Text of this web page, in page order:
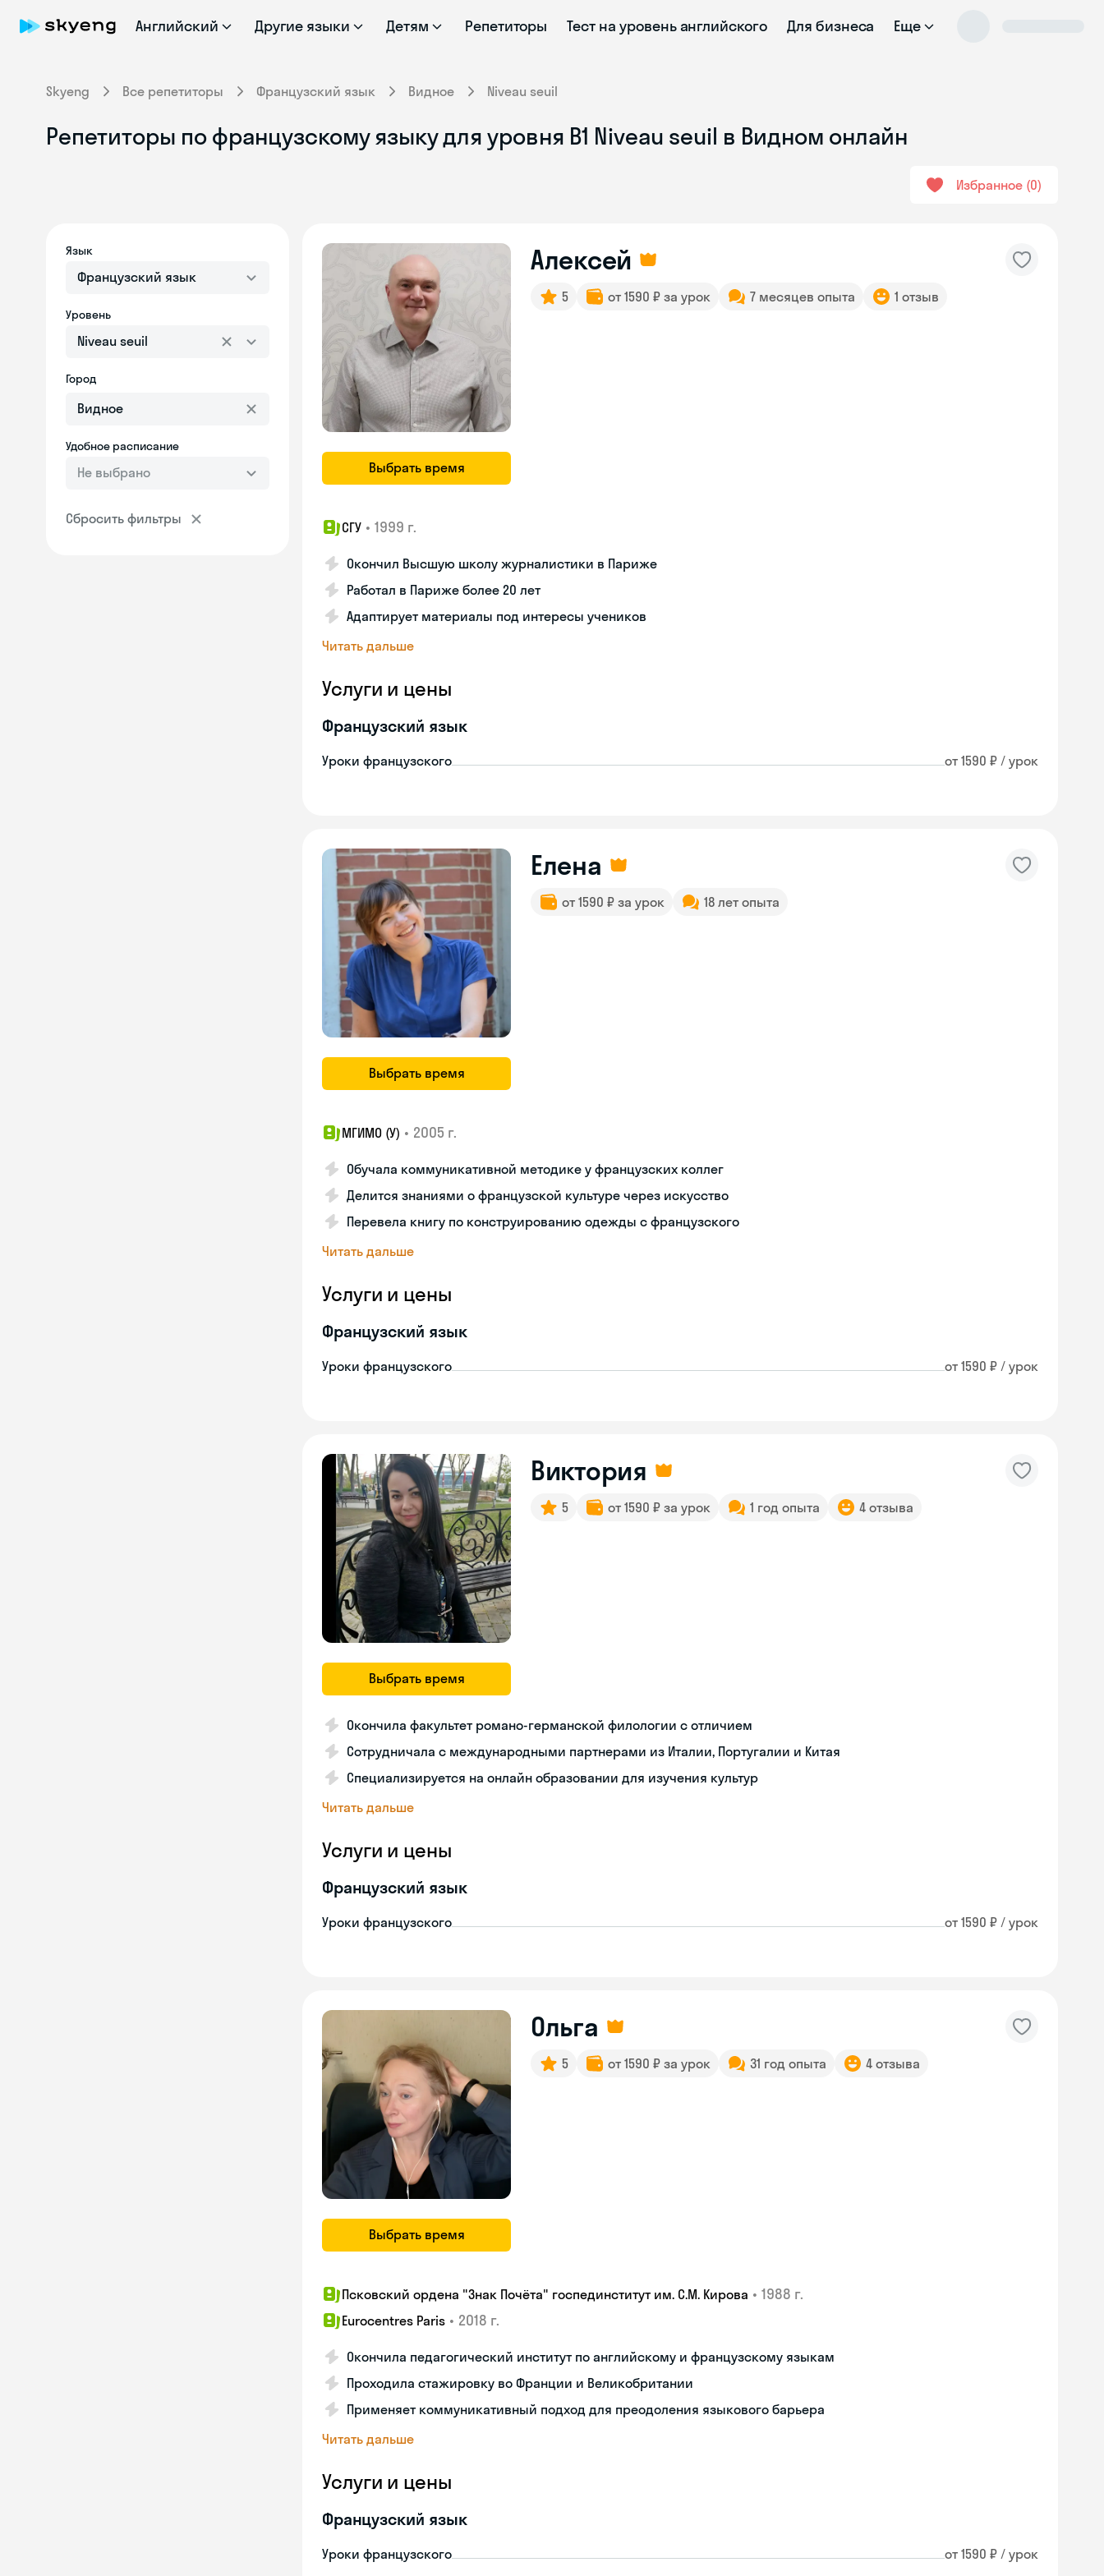
Английский Другие языки Детям Репетиторы Тест на уровень английского Для бизнеса Еще
Skyeng Все репетиторы Французский язык Видное Niveau seuil
Репетиторы по французскому языку для уровня B1 Niveau seuil в Видном онлайн
Избранное 0
Язык
Французский язык
Уровень
Niveau seuil
Город
Удобное расписание
Не выбрано
Сбросить фильтры
Выбрать время
Алексей
5 от 1590 ₽ за урок 7 месяцев опыта 1 отзыв
СГУ • 1999 г.
Окончил Высшую школу журналистики в Париже
Работал в Париже более 20 лет
Адаптирует материалы под интересы учеников
Читать дальше
Услуги и цены
Французский язык
Уроки французского от 1590 ₽ / урок
Выбрать время
Елена
от 1590 ₽ за урок 18 лет опыта
МГИМО (У) • 2005 г.
Обучала коммуникативной методике у французских коллег
Делится знаниями о французской культуре через искусство
Перевела книгу по конструированию одежды с французского
Читать дальше
Услуги и цены
Французский язык
Уроки французского от 1590 ₽ / урок
Выбрать время
Виктория
5 от 1590 ₽ за урок 1 год опыта 4 отзыва
Окончила факультет романо-германской филологии с отличием
Сотрудничала с международными партнерами из Италии, Португалии и Китая
Специализируется на онлайн образовании для изучения культур
Читать дальше
Услуги и цены
Французский язык
Уроки французского от 1590 ₽ / урок
Выбрать время
Ольга
5 от 1590 ₽ за урок 31 год опыта 4 отзыва
Псковский ордена "Знак Почёта" госпединститут им. С.М. Кирова • 1988 г.
Eurocentres Paris • 2018 г.
Окончила педагогический институт по английскому и французскому языкам
Проходила стажировку во Франции и Великобритании
Применяет коммуникативный подход для преодоления языкового барьера
Читать дальше
Услуги и цены
Французский язык
Уроки французского от 1590 ₽ / урок